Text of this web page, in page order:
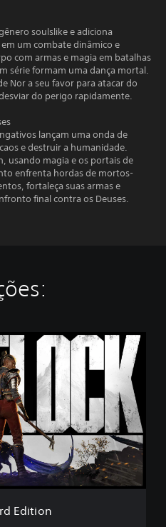
soulslike e adiciona
um combate dinâmico e
com armas e magia em batalhas
série formam uma dança mortal.
Nor a seu favor para atacar do
do perigo rapidamente.
lançam uma onda de
e destruir a humanidade.
usando magia e os portais de
enfrenta hordas de mortos-
fortaleça suas armas e
final contra os Deuses.
Edition